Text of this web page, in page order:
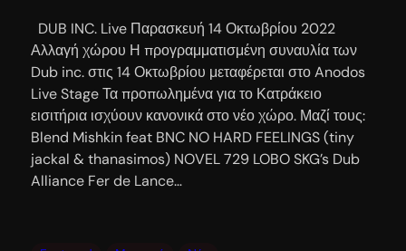
DUB INC. Live Παρασκευή 14 Οκτωβρίου 2022
Αλλαγή χώρου Η προγραμματισμένη συναυλία των
Dub inc. στις 14 Οκτωβρίου μεταφέρεται στο Anodos
Live Stage Τα προπωλημένα για το Κατράκειο
εισιτήρια ισχύουν κανονικά στο νέο χώρο. Μαζί τους:
Blend Mishkin feat BNC NO HARD FEELINGS (tiny
jackal & thanasimos) NOVEL 729 LOBO SKG’s Dub
Alliance Fer de Lance…